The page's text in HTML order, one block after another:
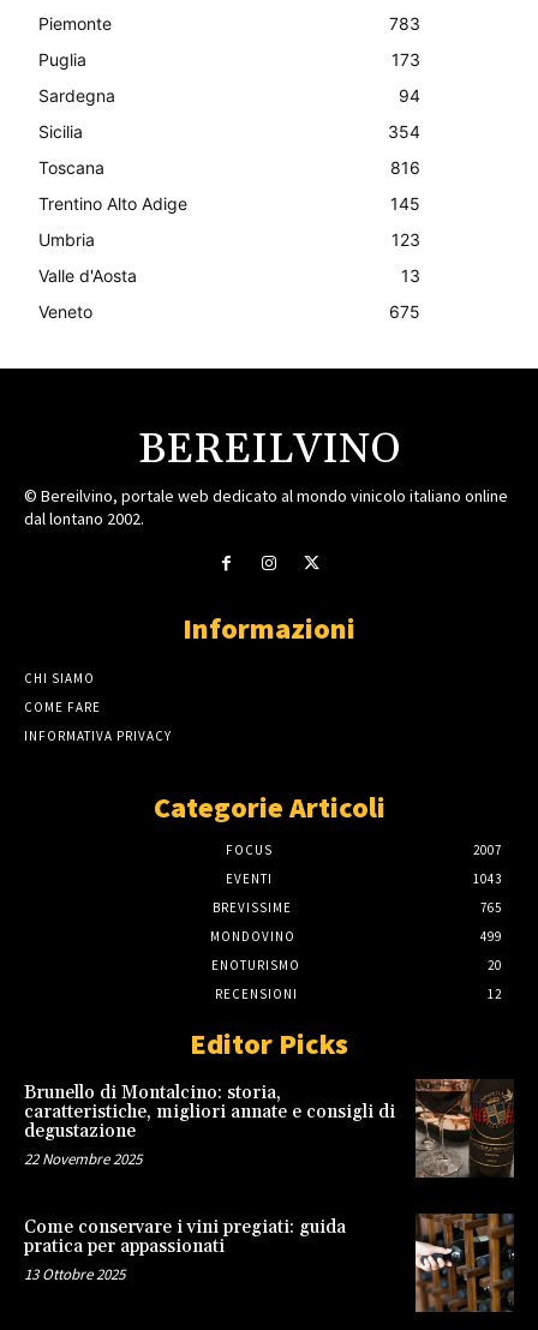
Piemonte
783
Puglia
173
Sardegna
94
Sicilia
354
Toscana
816
Trentino Alto Adige
145
Umbria
123
Valle d'Aosta
13
Veneto
675
BEREILVINO
© Bereilvino, portale web dedicato al mondo vinicolo italiano online
dal lontano 2002.
Informazioni
CHI SIAMO
COME FARE
INFORMATIVA PRIVACY
Categorie Articoli
FOCUS
2007
EVENTI
1043
BREVISSIME
765
MONDOVINO
499
ENOTURISMO
20
RECENSIONI
12
Editor Picks
Brunello di Montalcino: storia,
caratteristiche, migliori annate e consigli di
degustazione
22 Novembre 2025
Come conservare i vini pregiati: guida
pratica per appassionati
13 Ottobre 2025